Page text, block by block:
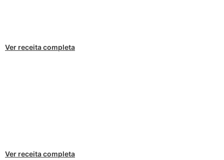
Ver receita completa
Ver receita completa